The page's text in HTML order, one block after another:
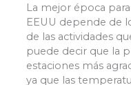
La mejor época
EEUU depende de
de las actividades
puede decir que la
estaciones más
ya que las